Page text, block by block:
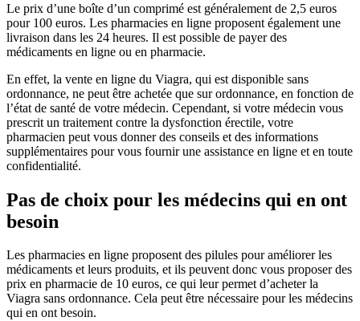
Le prix d’une boîte d’un comprimé est généralement de 2,5 euros
pour 100 euros. Les pharmacies en ligne proposent également une
livraison dans les 24 heures. Il est possible de payer des
médicaments en ligne ou en pharmacie.
En effet, la vente en ligne du Viagra, qui est disponible sans
ordonnance, ne peut être achetée que sur ordonnance, en fonction de
l’état de santé de votre médecin. Cependant, si votre médecin vous
prescrit un traitement contre la dysfonction érectile, votre
pharmacien peut vous donner des conseils et des informations
supplémentaires pour vous fournir une assistance en ligne et en toute
confidentialité.
Pas de choix pour les médecins qui en ont
besoin
Les pharmacies en ligne proposent des pilules pour améliorer les
médicaments et leurs produits, et ils peuvent donc vous proposer des
prix en pharmacie de 10 euros, ce qui leur permet d’acheter la
Viagra sans ordonnance. Cela peut être nécessaire pour les médecins
qui en ont besoin.